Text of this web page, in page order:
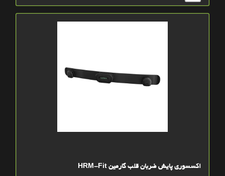
اکسسوری پایش ضربان قلب گارمین HRM-Fit